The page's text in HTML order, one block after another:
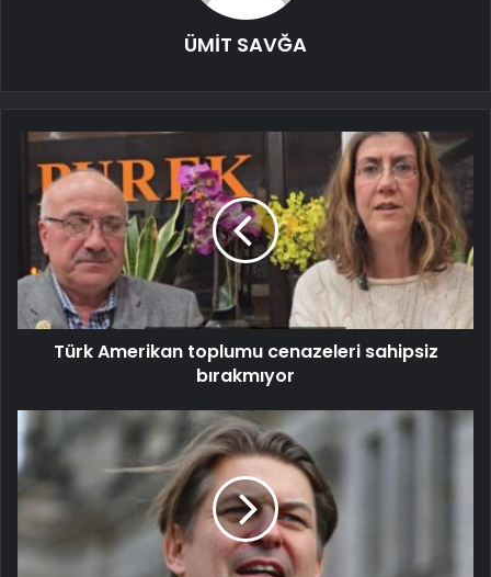
ÜMİT SAVĞA
Türk Amerikan toplumu cenazeleri sahipsiz
bırakmıyor